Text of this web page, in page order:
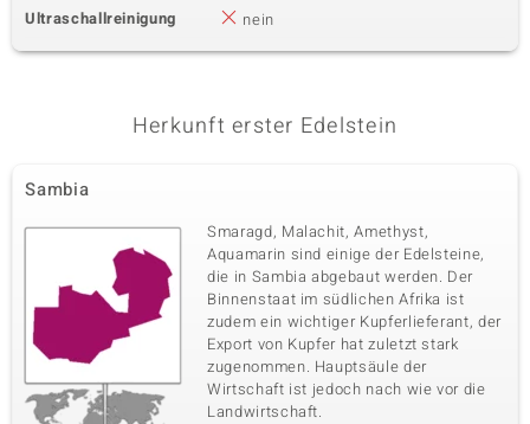
Ultraschallreinigung
nein
Herkunft erster Edelstein
Sambia
Smaragd, Malachit, Amethyst,
Aquamarin sind einige der Edelsteine,
die in Sambia abgebaut werden. Der
Binnenstaat im südlichen Afrika ist
zudem ein wichtiger Kupferlieferant, der
Export von Kupfer hat zuletzt stark
zugenommen. Hauptsäule der
Wirtschaft ist jedoch nach wie vor die
Landwirtschaft.